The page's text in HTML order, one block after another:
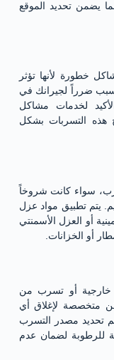
يضمن تحديد الموقع
خطورة لأنها تؤثر
ضرراً لجيرانك في
لخدمات مشاكل
هذه التسربات بشكل
سواء كانت شروخاً
يتم تطبيق مواد عزل
أو العزل الأسمنتي
أو الخزانات.
خارجية أو تسرب من
متخصصة لإغلاق أي
تحديد مصدر التسرب
للرطوبة لضمان عدم